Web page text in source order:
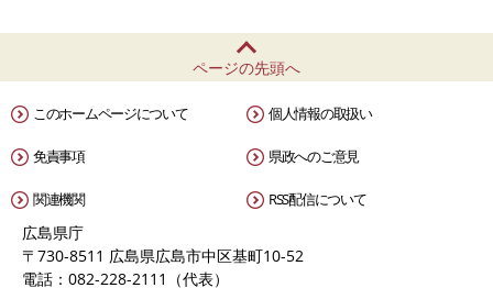
ページの先頭へ
このホームページについて 個人情報の取扱い
免責事項 県政へのご意見
関連機関 RSS配信について
広島県庁
〒730-8511 広島県広島市中区基町10-52
電話：082-228-2111（代表）